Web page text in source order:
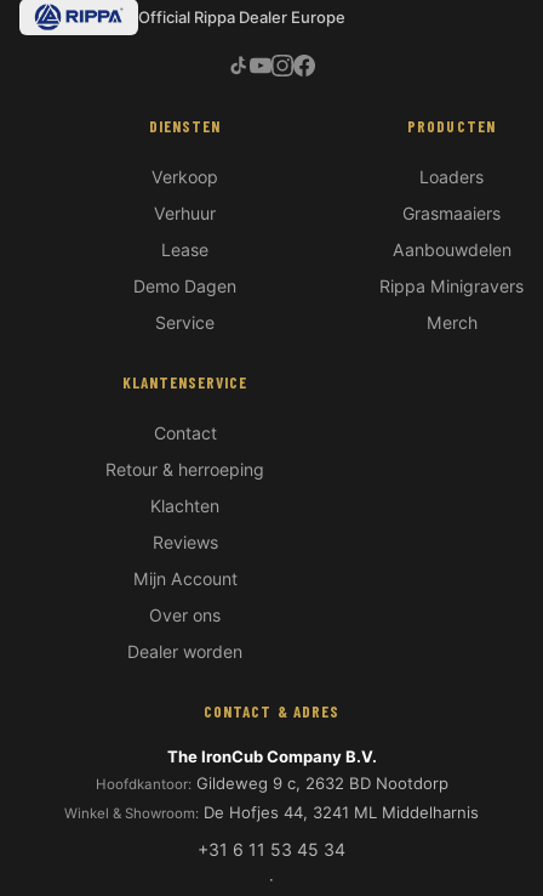
Official Rippa Dealer Europe
DIENSTEN
Verkoop
Verhuur
Lease
Demo Dagen
Service
PRODUCTEN
Loaders
Grasmaaiers
Aanbouwdelen
Rippa Minigravers
Merch
KLANTENSERVICE
Contact
Retour & herroeping
Klachten
Reviews
Mijn Account
Over ons
Dealer worden
CONTACT & ADRES
The IronCub Company B.V.
Hoofdkantoor: Gildeweg 9 c, 2632 BD Nootdorp
Winkel & Showroom: De Hofjes 44, 3241 ML Middelharnis
+31 6 11 53 45 34
·
Hoi! Ik ben de IronCub Beer 🐻